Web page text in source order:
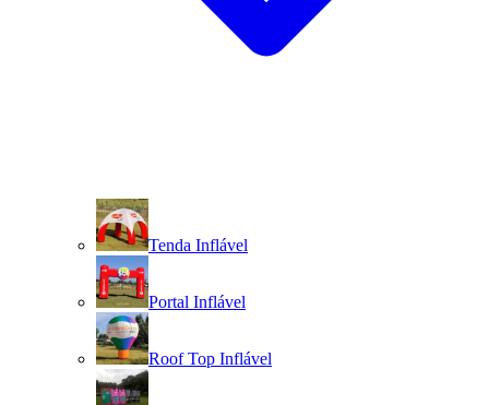
Tenda Inflável
Portal Inflável
Roof Top Inflável